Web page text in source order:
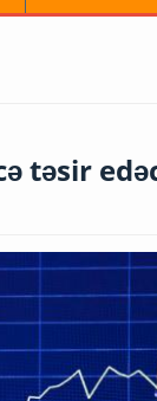
təsir